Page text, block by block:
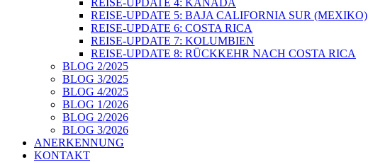
REISE-UPDATE 4: KANADA
REISE-UPDATE 5: BAJA CALIFORNIA SUR (MEXIKO)
REISE-UPDATE 6: COSTA RICA
REISE-UPDATE 7: KOLUMBIEN
REISE-UPDATE 8: RÜCKKEHR NACH COSTA RICA
BLOG 2/2025
BLOG 3/2025
BLOG 4/2025
BLOG 1/2026
BLOG 2/2026
BLOG 3/2026
ANERKENNUNG
KONTAKT